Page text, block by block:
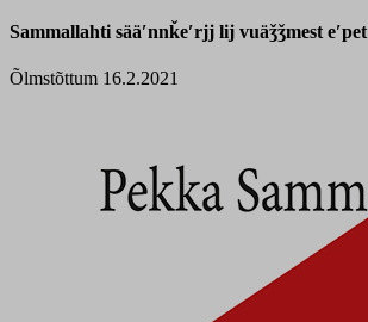
Sammallahti sääʹnnǩeʹrjj lij vuäǯǯmest eʹpet
Õlmstõttum 16.2.2021